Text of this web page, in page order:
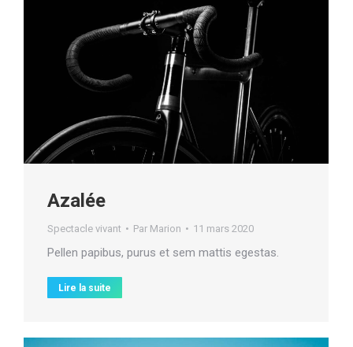
Azalée
Spectacle vivant Par Marion 11 mars 2020
Pellen papibus, purus et sem mattis egestas.
Lire la suite